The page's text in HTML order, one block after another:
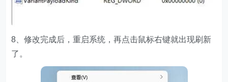
8、修改完成后，重启系统，再点击鼠标右键就出现刷新
了。